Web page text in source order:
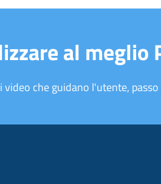
al meglio
che guidano l'utente,